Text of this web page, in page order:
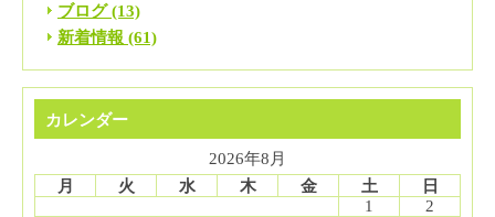
ブログ (13)
新着情報 (61)
カレンダー
2026年8月
月
火 水 木 金 土
日
1
2